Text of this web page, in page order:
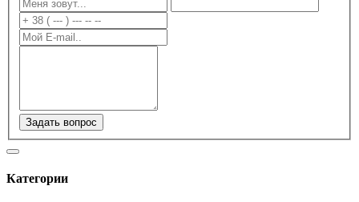
Задать вопрос
Категории